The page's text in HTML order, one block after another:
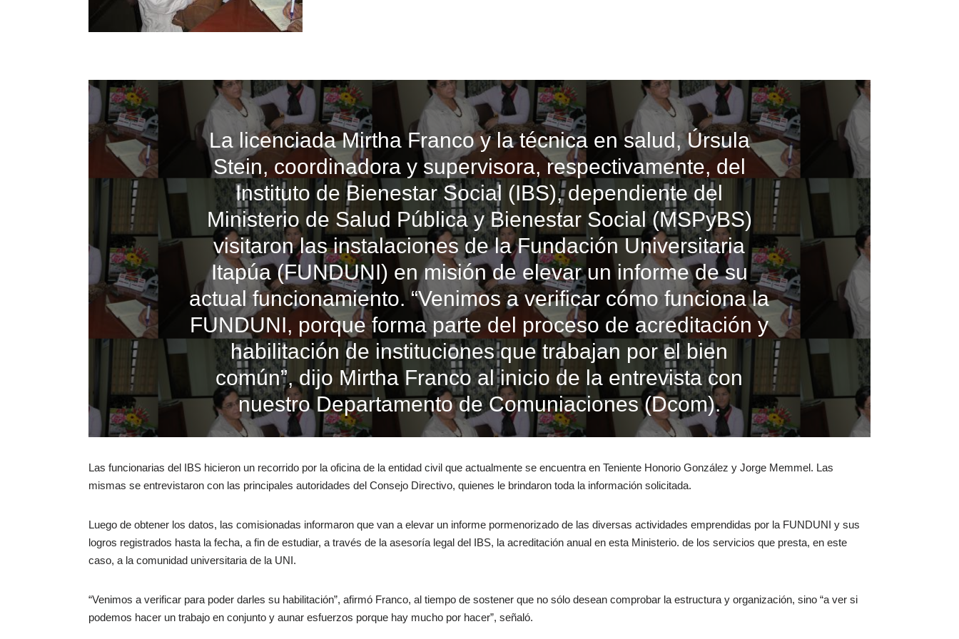
La licenciada Mirtha Franco y la técnica en salud, Úrsula
Stein, coordinadora y supervisora, respectivamente, del
Instituto de Bienestar Social (IBS), dependiente del
Ministerio de Salud Pública y Bienestar Social (MSPyBS)
visitaron las instalaciones de la Fundación Universitaria
Itapúa (FUNDUNI) en misión de elevar un informe de su
actual funcionamiento. “Venimos a verificar cómo funciona la
FUNDUNI, porque forma parte del proceso de acreditación y
habilitación de instituciones que trabajan por el bien
común”, dijo Mirtha Franco al inicio de la entrevista con
nuestro Departamento de Comuniaciones (Dcom).
Las funcionarias del IBS hicieron un recorrido por la oficina de la entidad civil que actualmente se encuentra en Teniente Honorio González y Jorge Memmel. Las
mismas se entrevistaron con las principales autoridades del Consejo Directivo, quienes le brindaron toda la información solicitada.
Luego de obtener los datos, las comisionadas informaron que van a elevar un informe pormenorizado de las diversas actividades emprendidas por la FUNDUNI y sus
logros registrados hasta la fecha, a fin de estudiar, a través de la asesoría legal del IBS, la acreditación anual en esta Ministerio. de los servicios que presta, en este
caso, a la comunidad universitaria de la UNI.
“Venimos a verificar para poder darles su habilitación”, afirmó Franco, al tiempo de sostener que no sólo desean comprobar la estructura y organización, sino “a ver si
podemos hacer un trabajo en conjunto y aunar esfuerzos porque hay mucho por hacer”, señaló.